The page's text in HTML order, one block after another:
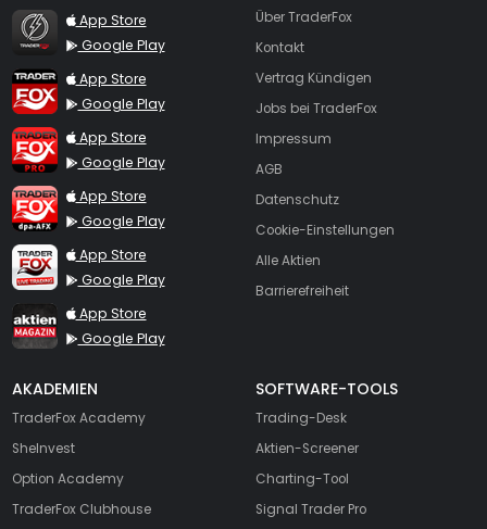
TraderFox Flash
App Store
Google Play
TraderFox App
App Store
Google Play
TraderFox Pro
App Store
Google Play
TraderFox dpa-AFX ProFeed
App Store
Google Play
TraderFox Live Trading
App Store
Google Play
TraderFox aktien Magazin
App Store
Google Play
Über TraderFox
Kontakt
Vertrag Kündigen
Jobs bei TraderFox
Impressum
AGB
Datenschutz
Cookie-Einstellungen
Alle Aktien
Barrierefreiheit
AKADEMIEN
TraderFox Academy
SheInvest
Option Academy
TraderFox Clubhouse
SOFTWARE-TOOLS
Trading-Desk
Aktien-Screener
Charting-Tool
Signal Trader Pro